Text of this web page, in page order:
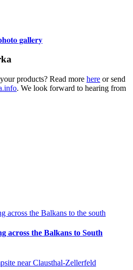
𝐠𝐚𝐥𝐥𝐞𝐫𝐲
products? Read more here or send
. We look forward to hearing from
across the Balkans to South